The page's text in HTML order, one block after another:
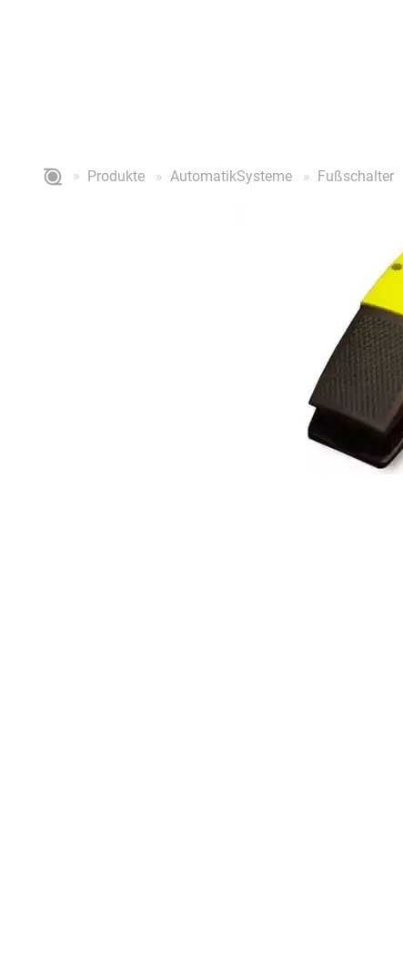
Produkte AutomatikSysteme Fußschalter